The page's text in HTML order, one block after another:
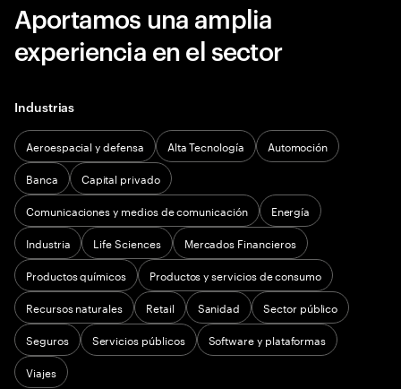
Aportamos una amplia
experiencia en el sector
Industrias
Aeroespacial y defensa Alta Tecnología
Automoción
Banca
Capital privado
Comunicaciones y medios de comunicación
Energía
Industria
Life Sciences
Mercados Financieros
Productos químicos
Productos y servicios de consumo
Recursos naturales
Retail Sanidad
Sector público
Seguros
Servicios públicos
Software y plataformas
Viajes